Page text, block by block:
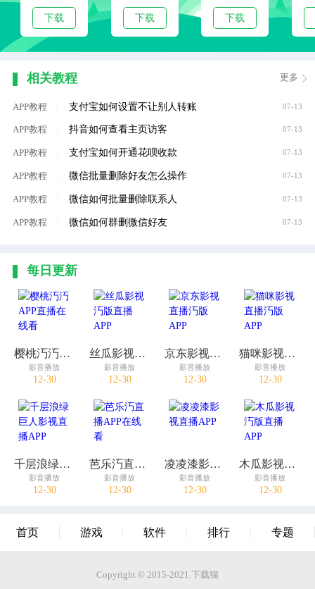
下载 下载 下载
相关教程 更多
APP教程 支付宝如何设置不让别人转账 07-13
APP教程 抖音如何查看主页访客 07-13
APP教程 支付宝如何开通花呗收款 07-13
APP教程 微信批量删除好友怎么操作 07-13
APP教程 微信如何批量删除联系人 07-13
APP教程 微信如何群删微信好友 07-13
每日更新
樱桃汅汅APP直播在线看
影音播放
12-30
丝瓜影视汅版直播APP
影音播放
12-30
京东影视直播汅版APP
影音播放
12-30
猫咪影视直播汅版APP
影音播放
12-30
千层浪绿巨人影视直播APP
影音播放
12-30
芭乐汅直播APP在线看
影音播放
12-30
凌凌漆影视直播APP
影音播放
12-30
木瓜影视汅版直播APP
影音播放
12-30
首页 游戏 软件 排行 专题
Copyright © 2015-2021.下载猫